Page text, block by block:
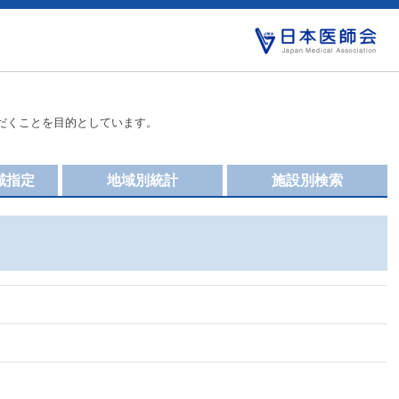
ことを目的としています。
施設別検索
地域別統計
指定